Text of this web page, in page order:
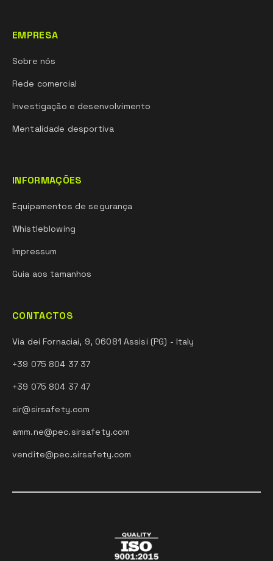
EMPRESA
Sobre nós
Rede comercial
Investigação e desenvolvimento
Mentalidade desportiva
INFORMAÇÕES
Equipamentos de segurança
Whistleblowing
Impressum
Guia aos tamanhos
CONTACTOS
Via dei Fornaciai, 9, 06081 Assisi (PG) - Italy
+39 075 804 37 37
+39 075 804 37 47
sir@sirsafety.com
amm.ne@pec.sirsafety.com
vendite@pec.sirsafety.com